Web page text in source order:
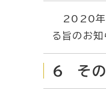
2020年3
る旨のお知
6 その